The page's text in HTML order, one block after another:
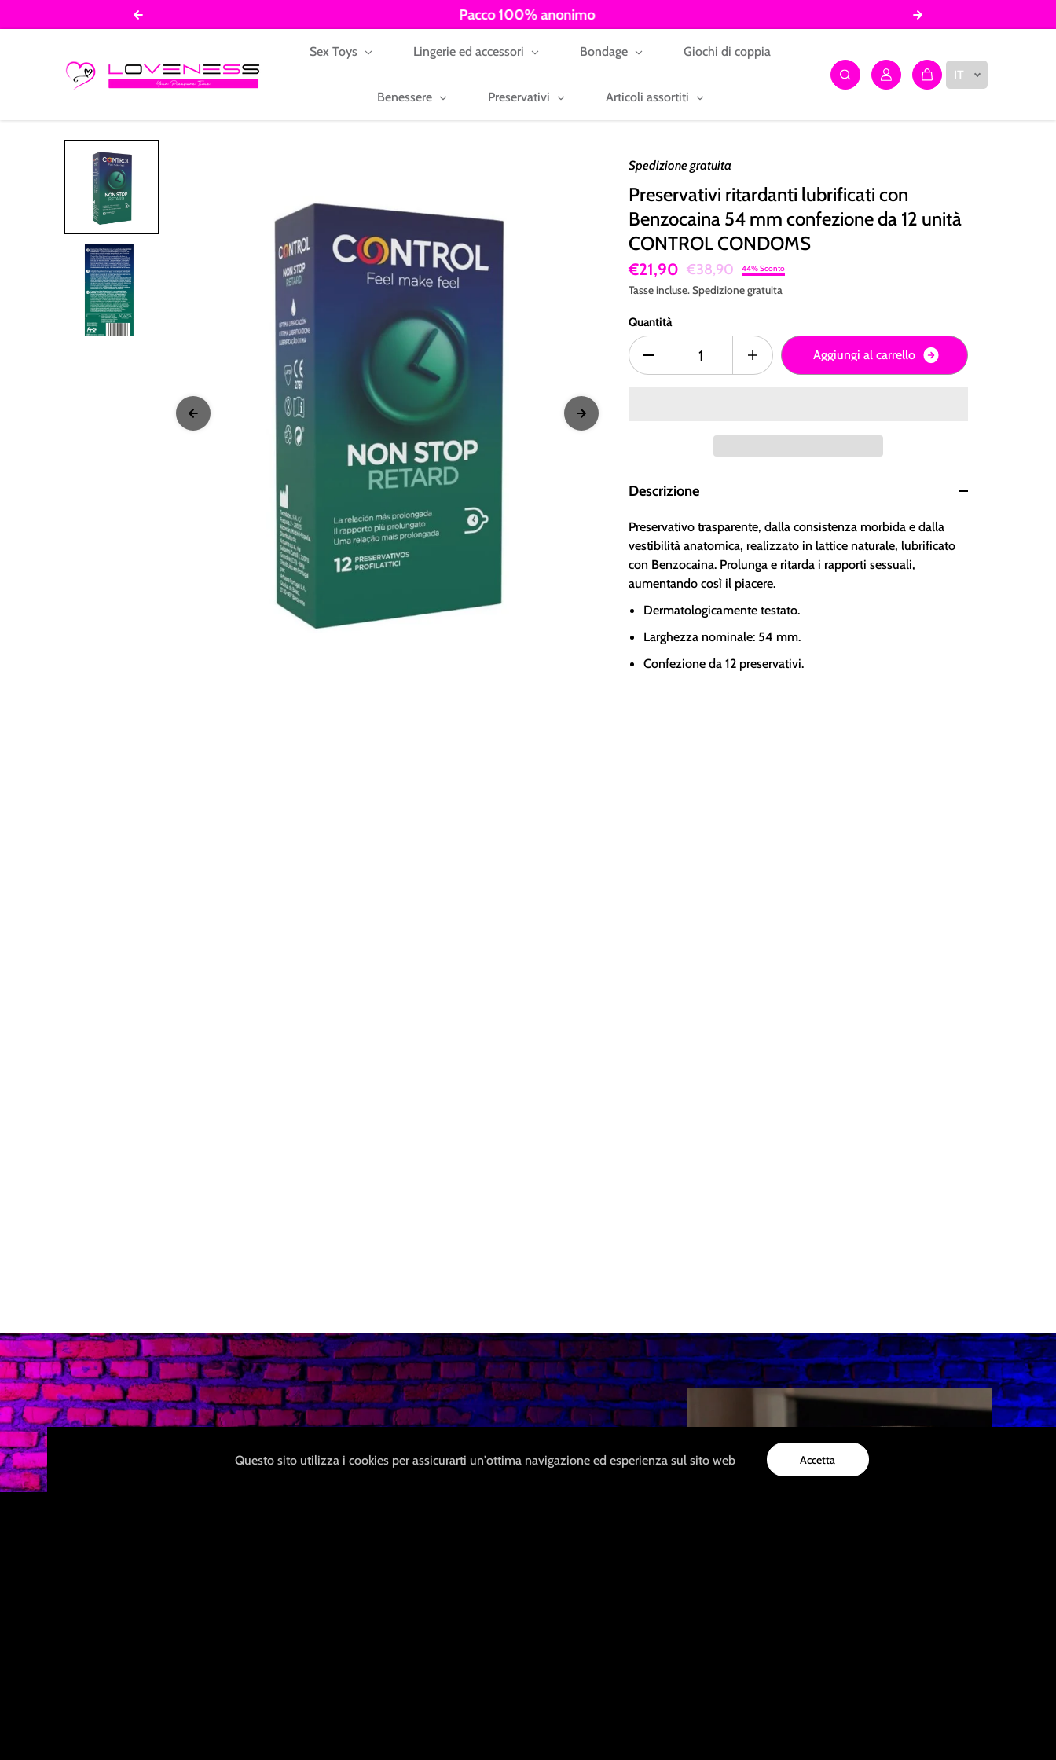
Pacco 100% anonimo
Sex Toys Lingerie ed accessori Bondage Giochi di coppia
Benessere Preservativi Articoli assortiti
IT
Spedizione gratuita
Preservativi ritardanti lubrificati con
Benzocaina 54 mm confezione da 12 unità
CONTROL CONDOMS
€21,90 €38,90 44% Sconto
Tasse incluse.Spedizionegratuita
Quantità
Aggiungi al carrello
Descrizione
Preservativo trasparente, dalla consistenza morbida e dalla
vestibilità anatomica, realizzato in lattice naturale, lubrificato
con Benzocaina. Prolunga e ritarda i rapporti sessuali,
aumentando così il piacere.
Dermatologicamente testato.
Larghezza nominale: 54 mm.
Confezione da 12 preservativi.
Dettagli di spedizione
Questo sito utilizza i cookies per assicurarti un'ottima navigazione ed esperienza sul sito web Accetta